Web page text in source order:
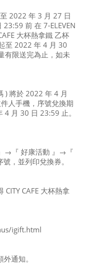
2022 年 3 月 27 日
前 在 7-ELEVEN
大杯熱拿鐵 乙杯
至 2022 年 4 月 30
有限送完為止，如未
) 將於 2022 年 4 月
人手機，序號兌換期
月 30 日 23:59 止。
→『 好康活動 』→『
，並列印兌換券。
CAFE 大杯熱拿
igift.html
通知。